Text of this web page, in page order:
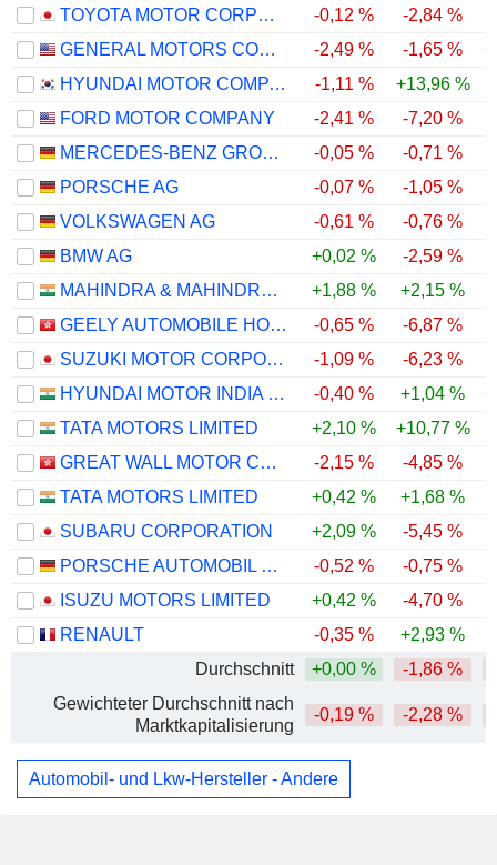
TOYOTA MOTOR CORPORATION
-0,12 % -2,84 %
GENERAL MOTORS COMPANY
-2,49 % -1,65 %
HYUNDAI MOTOR COMPANY
-1,11 % +13,96 %
FORD MOTOR COMPANY
-2,41 % -7,20 %
MERCEDES-BENZ GROUP AG
-0,05 % -0,71 %
PORSCHE AG
-0,07 % -1,05 %
VOLKSWAGEN AG
-0,61 % -0,76 %
BMW AG
+0,02 % -2,59 %
MAHINDRA & MAHINDRA LIMITED
+1,88 % +2,15 %
GEELY AUTOMOBILE HOLDINGS LIMITED
-0,65 % -6,87 %
SUZUKI MOTOR CORPORATION
-1,09 % -6,23 %
HYUNDAI MOTOR INDIA LIMITED
-0,40 % +1,04 %
TATA MOTORS LIMITED
+2,10 % +10,77 %
GREAT WALL MOTOR COMPANY LIMITED
-2,15 % -4,85 %
TATA MOTORS LIMITED
+0,42 % +1,68 %
SUBARU CORPORATION
+2,09 % -5,45 %
PORSCHE AUTOMOBIL HOLDING SE
-0,52 % -0,75 %
ISUZU MOTORS LIMITED
+0,42 % -4,70 %
RENAULT
-0,35 % +2,93 %
Durchschnitt
+0,00 % -1,86 %
Gewichteter Durchschnitt nach
Marktkapitalisierung
-0,19 % -2,28 %
Automobil- und Lkw-Hersteller - Andere